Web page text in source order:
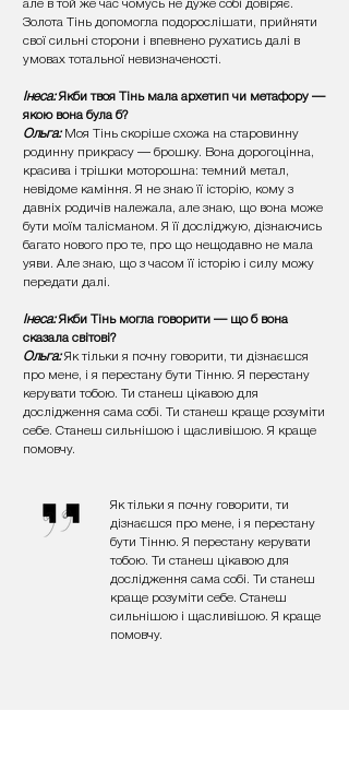
але в той же час чомусь не дуже собі довіряє.
Золота Тінь допомогла подорослішати, прийняти
свої сильні сторони і впевнено рухатись далі в
умовах тотальної невизначеності.
Інеса:Якби твоя Тінь мала архетип чи метафору —
якою вона була б?
Ольга: Моя Тінь скоріше схожа на старовинну
родинну прикрасу — брошку. Вона дорогоцінна,
красива і трішки моторошна: темний метал,
невідоме каміння. Я не знаю її історію, кому з
давніх родичів належала, але знаю, що вона може
бути моїм талісманом. Я її досліджую, дізнаючись
багато нового про те, про що нещодавно не мала
уяви. Але знаю, що з часом її історію і силу можу
передати далі.
Інеса:Якби Тінь могла говорити — що б вона
сказала світові?
Ольга:Як тільки я почну говорити, ти дізнаєшся
про мене, і я перестану бути Тінню. Я перестану
керувати тобою. Ти станеш цікавою для
дослідження сама собі. Ти станеш краще розуміти
себе. Станеш сильнішою і щасливішою. Я краще
помовчу.
Як тільки я почну говорити, ти
дізнаєшся про мене, і я перестану
бути Тінню. Я перестану керувати
тобою. Ти станеш цікавою для
дослідження сама собі. Ти станеш
краще розуміти себе. Станеш
сильнішою і щасливішою. Я краще
помовчу.